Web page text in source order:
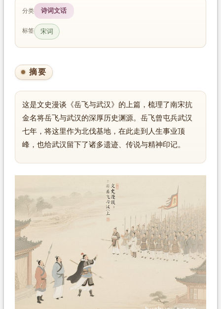
分类 诗词文话
标签 宋词
摘要
这是文史漫谈《岳飞与武汉》的上篇，梳理了南宋抗
金名将岳飞与武汉的深厚历史渊源。岳飞曾屯兵武汉
七年，将这里作为北伐基地，在此走到人生事业顶
峰，也给武汉留下了诸多遗迹、传说与精神印记。